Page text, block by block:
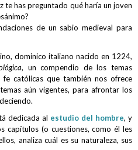
te has preguntado qué haría un joven
de un sabio medieval para
dominico italiano nacido en 1224,
, un compendio de los temas
católicas que también nos ofrece
aún vigentes, para afrontar los
dedicada al estudio del hombre, y
capítulos (o cuestiones, como él les
analiza cuál es su naturaleza, sus